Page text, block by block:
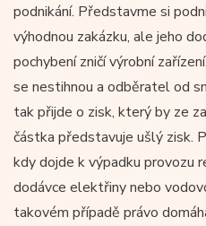
podnikání. Představme si
výhodnou zakázku, ale jeho
pochybení zničí výrobní
se nestihnou a odběratel od
tak přijde o zisk, který by ze
částka představuje ušlý zisk.
kdy dojde k výpadku provozu
dodávce elektřiny nebo
takovém případě právo